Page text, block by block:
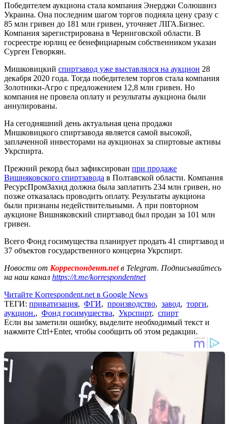
Победителем аукциона стала компания Энерджи Солюшинз
Украина. Она последним шагом торгов подняла цену сразу с
85 млн гривен до 181 млн гривен, уточняет ЛІГА.Бизнес.
Компания зарегистрирована в Черниговской области. В
госреестре юрлиц ее бенефициарным собственником указан
Сурген Геворкян.
Мишковицкий спиртзавод уже выставлялся на аукцион 28
декабря 2020 года. Тогда победителем торгов стала компания
Золотники-Агро с предложением 12,8 млн гривен. Но
компания не провела оплату и результаты аукциона были
аннулированы.
На сегодняшний день актуальная цена продажи
Мишковицкого спиртзавода является самой высокой,
заплаченной инвесторами на аукционах за спиртовые активы
Укрспирта.
Прежний рекорд был зафиксирован при продаже
Вишняковского спиртзавода в Полтавской области. Компания
РесурсПромЗахид должна была заплатить 234 млн гривен, но
позже отказалась проводить оплату. Результаты аукциона
были признаны недействительными. А при повторном
аукционе Вишняковский спиртзавод был продан за 101 млн
гривен.
Всего Фонд госимущества планирует продать 41 спиртзавод и
37 объектов государственного концерна Укрспирт.
Новости от Корреспондент.netв Telegram. Подписывайтесь
на наш канал https://t.me/korrespondentnet
Читайте Korrespondent.net в Google News
ТЕГИ: приватизация, ФГИ, производство, завод, торги,
аукцион., Фонд госимущества, Укрспирт, спирт
Если вы заметили ошибку, выделите необходимый текст и
нажмите Ctrl+Enter, чтобы сообщить об этом редакции.